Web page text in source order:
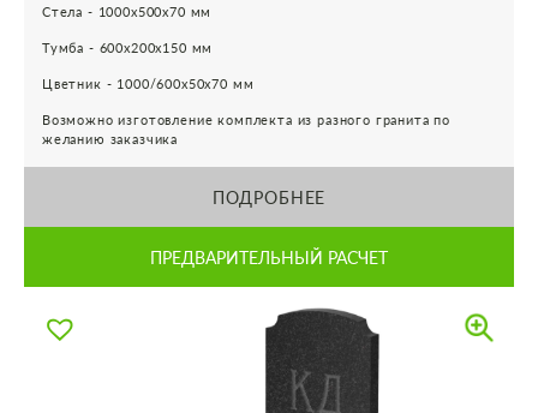
Стела - 1000х500х70 мм
Тумба - 600х200х150 мм
Цветник - 1000/600х50х70 мм
Возможно изготовление комплекта из разного гранита по
желанию заказчика
ПОДРОБНЕЕ
ПРЕДВАРИТЕЛЬНЫЙ РАСЧЕТ